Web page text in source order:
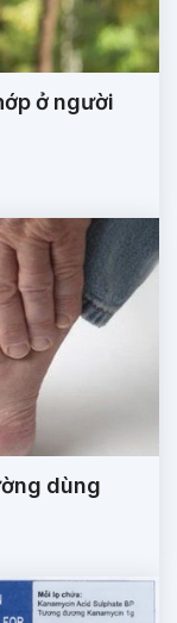
ở người
dùng